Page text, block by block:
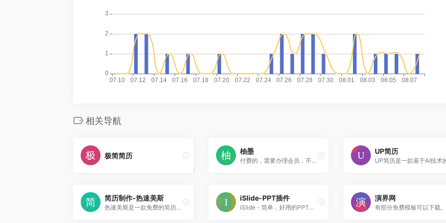
相关导航
极简简历
柚墨
付费的，需要办理会员，不过PPT模板和简历模板挺多。 柚墨yomoer是永中软件旗下内容办公模板平台,为用户提供PPT模板,PPT素材,PPT图表,ppt课件,文档模版,表格模板,视频模板,用户可以来柚墨下载ppt模板,工作总结模板,个人简历模版,企业介绍模板,毕业答辩模板,帮助用户提升工作效率！
UP简历
简历制作-热速美斯
热速美斯是一款免费的简历制作工具，无需登录即可使用，本地存储保护隐私，拖拽组合，制作简单，还有丰富的简历模板任你选。
iSlide-PPT插件
iSlide - 简单，好用的PPT插件！拥有30万+ 原创可商用PPT模板，PPT主题素材，PPT案例，PPT图表，PPT图示，PPT图标，PPT插图和800万+正版图片。提供38个设计辅助实用功能，一键解决PPT设计制做中的难题。
演界网
有部分免费模板可以下载。